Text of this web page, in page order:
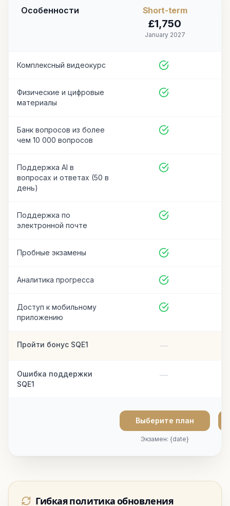
Особенности Short-term
£1,750
January 2027
Комплексный видеокурс
Физические и цифровые
материалы
Банк вопросов из более
чем 10 000 вопросов
Поддержка AI в
вопросах и ответах (50 в
день)
Поддержка по
электронной почте
Пробные экзамены
Аналитика прогресса
Доступ к мобильному
приложению
Пройти бонус SQE1 —
Ошибка поддержки
SQE1
—
Выберите план
Экзамен: {date}
Гибкая политика обновления